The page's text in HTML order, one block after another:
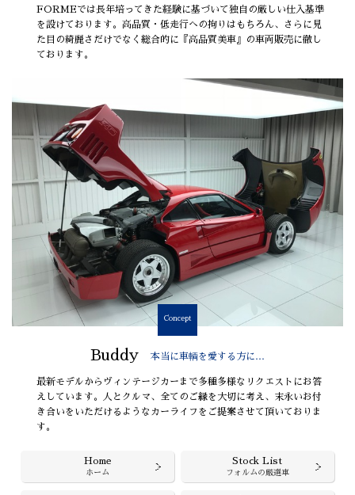
FORMEでは長年培ってきた経験に基づいて独自の厳しい仕入基準
を設けております。高品質・低走行への拘りはもちろん、さらに見
た目の綺麗さだけでなく総合的に『高品質美車』の車両販売に徹し
ております。
Concept
Buddy 本当に車輌を愛する方に…
最新モデルからヴィンテージカーまで多種多様なリクエストにお答
えしています。人とクルマ、全てのご縁を大切に考え、末永いお付
き合いをいただけるようなカーライフをご提案させて頂いておりま
す。
Home
ホーム
Stock List
フォルムの厳選車